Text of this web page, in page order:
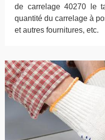
de carrelage 40270 le
quantité du carrelage à
et autres fournitures, etc.